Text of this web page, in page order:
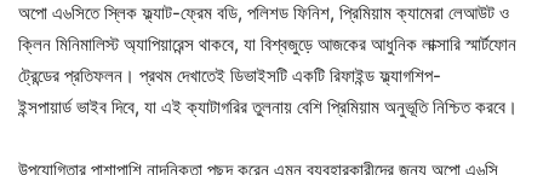
অপো এ৬সিতে স্লিক ফ্ল্যাট-ফ্রেম বডি, পলিশড ফিনিশ, প্রিমিয়াম ক্যামেরা লেআউট ও
ক্লিন মিনিমালিস্ট অ্যাপিয়ারেন্স থাকবে, যা বিশ্বজুড়ে আজকের আধুনিক লাক্সারি স্মার্টফোন
ট্রেন্ডের প্রতিফলন। প্রথম দেখাতেই ডিভাইসটি একটি রিফাইন্ড ফ্ল্যাগশিপ-
ইন্সপায়ার্ড ভাইব দিবে, যা এই ক্যাটাগরির তুলনায় বেশি প্রিমিয়াম অনুভূতি নিশ্চিত করবে।
উপযোগিতার পাশাপাশি নান্দনিকতা পছন্দ করেন এমন ব্যবহারকারীদের জন্য অপো এ৬সি